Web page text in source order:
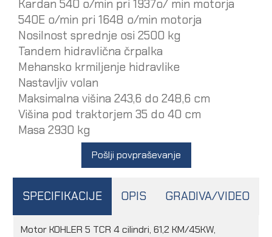
Kardan 540 o/min pri 1937o/ min motorja
540E o/min pri 1648 o/min motorja
Nosilnost sprednje osi 2500 kg
Tandem hidravlična črpalka
Mehansko krmiljenje hidravlike
Nastavljiv volan
Maksimalna višina 243,6 do 248,6 cm
Višina pod traktorjem 35 do 40 cm
Masa 2930 kg
Pošlji povpraševanje
SPECIFIKACIJE OPIS GRADIVA/VIDEO
Motor KOHLER 5 TCR 4 cilindri, 61,2 KM/45KW,